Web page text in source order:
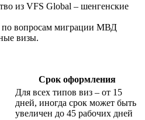
из VFS Global – шенгенские
по вопросам миграции МВД
визы.
Срок оформления
Для всех типов виз – от 15
дней, иногда срок может быть
увеличен до 45 рабочих дней